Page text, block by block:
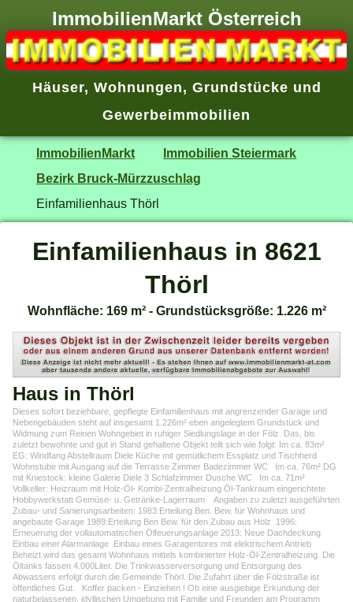
ImmobilienMarkt Österreich
Häuser, Wohnungen, Grundstücke und
Gewerbeimmobilien
ImmobilienMarkt
Immobilien Steiermark
Bezirk Bruck-Mürzzuschlag
Einfamilienhaus Thörl
Einfamilienhaus in 8621
Thörl
Wohnfläche: 169 m² - Grundstücksgröße: 1.226 m²
Haus in Thörl
Dieses sofort beziehbare, gepflegte Einfamilienhaus mit angrenzender Garage und
Nebengebäuden steht auf insgesamt 1.226m² eben angelegtem Grundstück und
Widmung zum Reinen Wohngebiet in ruhiger Siedlungslage in der Fölz. Das, bis
zuletzt bewohnte und gut in Stand gehaltene Objekt teilt sich wie folgt: Im ca. 83m²
EG: Windfang Abstellraum Diele Küche mit gemütlichem Essplatz und Tischherd
Wohnstube mit Ausgang auf die Terrasse Zimmer Badezimmer WC Im ca. 76m² DG
mit Kniestock: kleine Galerie Diele 3 Schlafzimmer Dusche WC Im ca. 71m²
Vollkeller: Heizraum mit Holz-Öl- Kombi-Zentralheizung Öl-Tankraum eingerichtete
Hobbywerkstatt Gemüse- u. Getränke-Lagerraum Angaben zu zuletzt ausgeführten
Zubau- und Sanierungsarbeiten: 1983:Erteilung Ben. Bew. für Wohnhaus und
angebaute Garage 1989:Erteilung Ben Bew. für den Zubau aus Holz 1996:
Erneuerung der vollautomatischen Ölfeuerungsanlage 2013: Neue Dachdeckung
Einbau einer Alarmanlage Einbau eines Garagentores mit elektrischem Antrieb
Beheizt wird das gesamt Wohnhaus mittels kombinierter Holz-Öl-Zentralheizung. Die
Öltanks fassen 4.000Liter. Die Trinkwasserversorgung und Entsorgung des
Abwassers erfolgt durch die Gemeinde Thörl. Die Zufahrt über die Fölzstraße ist
öffentliches Gut. Koffer packen - Einziehen ! Ob eine ausgiebige Erkundung der
naturbelassenen, idyllischen Umgebung mit Familie und Freunden am Programm